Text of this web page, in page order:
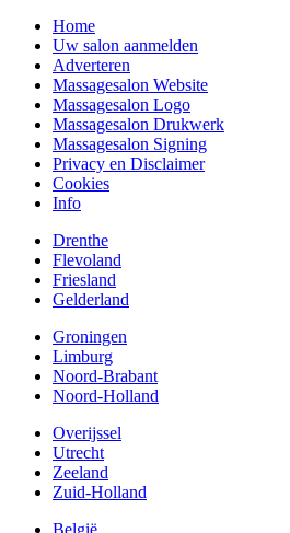
Home
Uw salon aanmelden
Adverteren
Massagesalon Website
Massagesalon Logo
Massagesalon Drukwerk
Massagesalon Signing
Privacy en Disclaimer
Cookies
Info
Drenthe
Flevoland
Friesland
Gelderland
Groningen
Limburg
Noord-Brabant
Noord-Holland
Overijssel
Utrecht
Zeeland
Zuid-Holland